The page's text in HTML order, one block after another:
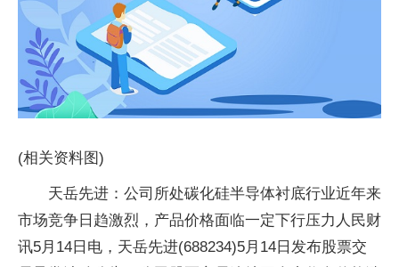
(相关资料图)
天岳先进：公司所处碳化硅半导体衬底行业近年来
市场竞争日趋激烈，产品价格面临一定下行压力人民财
讯5月14日电，天岳先进(688234)5月14日发布股票交